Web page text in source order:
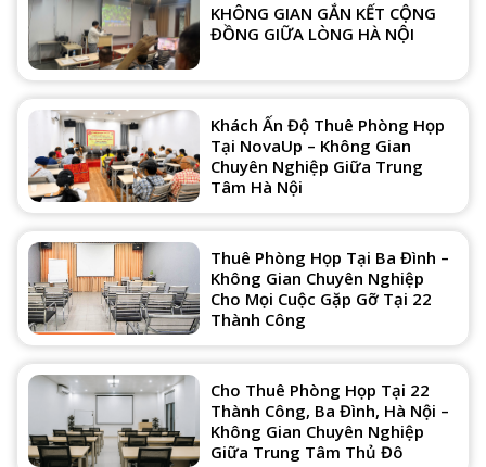
KHÔNG GIAN GẮN KẾT CỘNG
ĐỒNG GIỮA LÒNG HÀ NỘI
Khách Ấn Độ Thuê Phòng Họp
Tại NovaUp – Không Gian
Chuyên Nghiệp Giữa Trung
Tâm Hà Nội
Thuê Phòng Họp Tại Ba Đình –
Không Gian Chuyên Nghiệp
Cho Mọi Cuộc Gặp Gỡ Tại 22
Thành Công
Cho Thuê Phòng Họp Tại 22
Thành Công, Ba Đình, Hà Nội –
Không Gian Chuyên Nghiệp
Giữa Trung Tâm Thủ Đô